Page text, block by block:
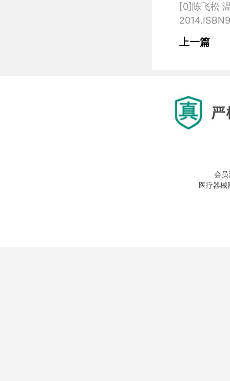
[0]陈飞松
上一篇
会
医疗器